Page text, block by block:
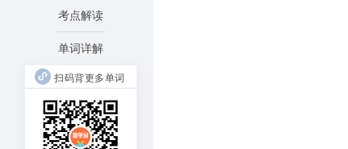
考点解读
单词详解
扫码背更多单词